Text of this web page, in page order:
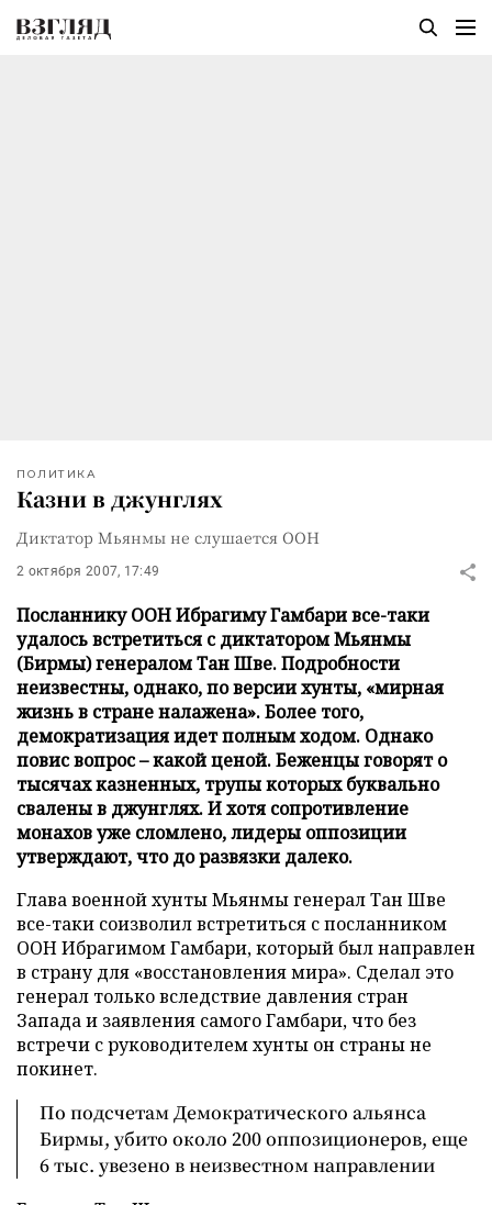
ПОЛИТИКА
Казни в джунглях
Диктатор Мьянмы не слушается ООН
2 октября 2007, 17:49
Посланнику ООН Ибрагиму Гамбари все-таки
удалось встретиться с диктатором Мьянмы
(Бирмы) генералом Тан Шве. Подробности
неизвестны, однако, по версии хунты, «мирная
жизнь в стране налажена». Более того,
демократизация идет полным ходом. Однако
повис вопрос – какой ценой. Беженцы говорят о
тысячах казненных, трупы которых буквально
свалены в джунглях. И хотя сопротивление
монахов уже сломлено, лидеры оппозиции
утверждают, что до развязки далеко.
Глава военной хунты Мьянмы генерал Тан Шве
все-таки соизволил встретиться с посланником
ООН Ибрагимом Гамбари, который был направлен
в страну для «восстановления мира». Сделал это
генерал только вследствие давления стран
Запада и заявления самого Гамбари, что без
встречи с руководителем хунты он страны не
покинет.
По подсчетам Демократического альянса
Бирмы, убито около 200 оппозиционеров, еще
6 тыс. увезено в неизвестном направлении